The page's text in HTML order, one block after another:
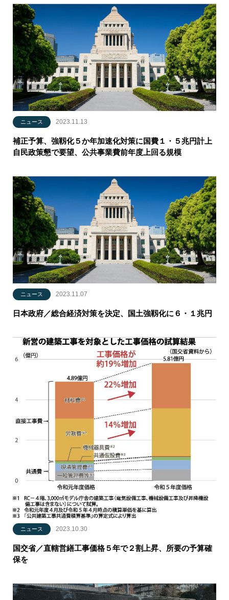
ニュース 2023.11.13
補正予算、強靱化５か年加速化対策に国費１・５兆円計上
自民政策懇で要望、公共事業費前年度上回る規模
ニュース 2023.11.07
日本政府／総合経済対策を決定、国土強靱化に６・１兆円
ニュース 2023.10.30
国交省／直轄営繕工事価格５年で２割上昇、所要の予算確
保を